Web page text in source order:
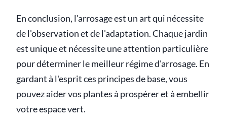
En conclusion, l'arrosage est un art qui nécessite
de l'observation et de l'adaptation. Chaque jardin
est unique et nécessite une attention particulière
pour déterminer le meilleur régime d'arrosage. En
gardant à l'esprit ces principes de base, vous
pouvez aider vos plantes à prospérer et à embellir
votre espace vert.